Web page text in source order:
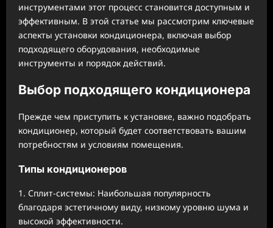
инструментами этот процесс становится доступным и
эффективным. В этой статье мы рассмотрим ключевые
аспекты установки кондиционера, включая выбор
подходящего оборудования, необходимые
инструменты и порядок действий.
Выбор подходящего кондиционера
Прежде чем приступить к установке, важно подобрать
кондиционер, который будет соответствовать вашим
потребностям и условиям помещения.
Типы кондиционеров
1. Сплит-системы: Наибольшая популярность
благодаря эстетичному виду, низкому уровню шума и
высокой эффективности.